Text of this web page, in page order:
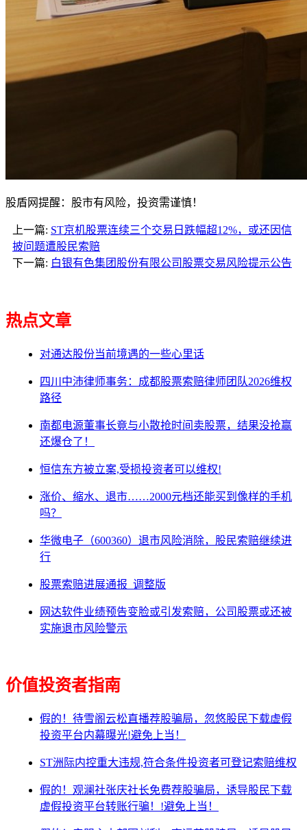
股盾网提醒：股市有风险，投资需谨慎！
上一篇: ST京机股票连续三个交易日跌幅超12%，或还因信
披问题遭股民索赔
下一篇: 白银有色集团股份有限公司股票交易风险提示公告
热点文章
对通达股份当前境遇的一些心里话
四川中沛律师事务：成都股票索赔律师团队2026维权
路径
南都电源董事长竟与小散抢时间卖股票，结果没抢赢
还爆仓了！
恒信东方被立案,受损投资者可以维权!
涨价、缩水、退市……2000元档还能买到像样的手机
吗？
华微电子（600360）退市风险消除，股民索赔继续进
行
股票索赔进展通报_调整版
网达软件业绩预告变脸或引发索赔，公司股票或还被
实施退市风险警示
价值投资者指南
假的！待雪阁云松直播荐股骗局，忽悠股民下载虚假
投资平台内幕曝光!避免上当！
ST洲际内控重大违规,符合条件投资者可登记索赔维权
假的！观澜社张庆社长免费荐股骗局，诱导股民下载
虚假投资平台转账行骗！!避免上当！